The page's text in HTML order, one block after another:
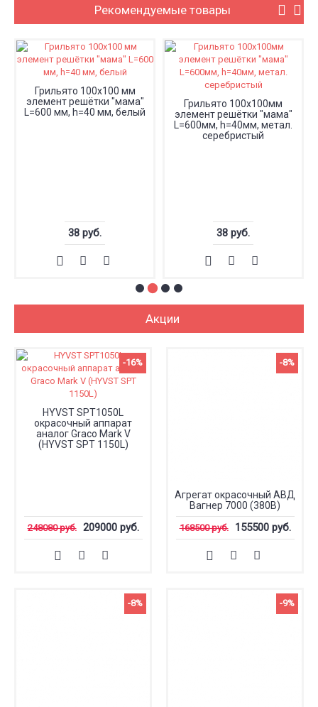
Рекомендуемые товары
Грильято 100х100 мм
элемент решётки "мама"
L=600 мм, h=40 мм, белый
38 руб.
Грильято 100х100мм
элемент решётки "мама"
L=600мм, h=40мм, метал.
серебристый
38 руб.
Акции
-16%
HYVST SPT1050L
окрасочный аппарат
аналог Graco Mark V
(HYVST SPT 1150L)
248080 руб. 209000 руб.
-8%
Агрегат окрасочный АВД
Вагнер 7000 (380В)
168500 руб. 155500 руб.
-8% -9%